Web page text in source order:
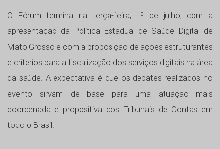
O Fórum termina na terça-feira, 1º de julho, com a
apresentação da Política Estadual de Saúde Digital de
Mato Grosso e com a proposição de ações estruturantes
e critérios para a fiscalização dos serviços digitais na área
da saúde. A expectativa é que os debates realizados no
evento sirvam de base para uma atuação mais
coordenada e propositiva dos Tribunais de Contas em
todo o Brasil.